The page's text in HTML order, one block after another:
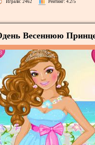
Играли: 2462 Рейтинг: 4.2/5
Весеннюю